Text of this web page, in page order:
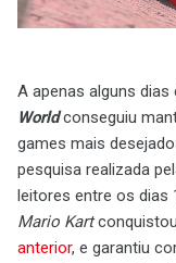
A apenas alguns
Worldconseguiu
games mais
pesquisa realizada
leitores entre os dias
Mario Kart
anterior, e garantiu